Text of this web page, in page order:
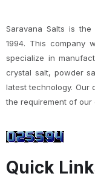
Saravana Salts is
1994. This company
specialize in
crystal salt, powder
latest technology. Our
the requirement of our
Quick